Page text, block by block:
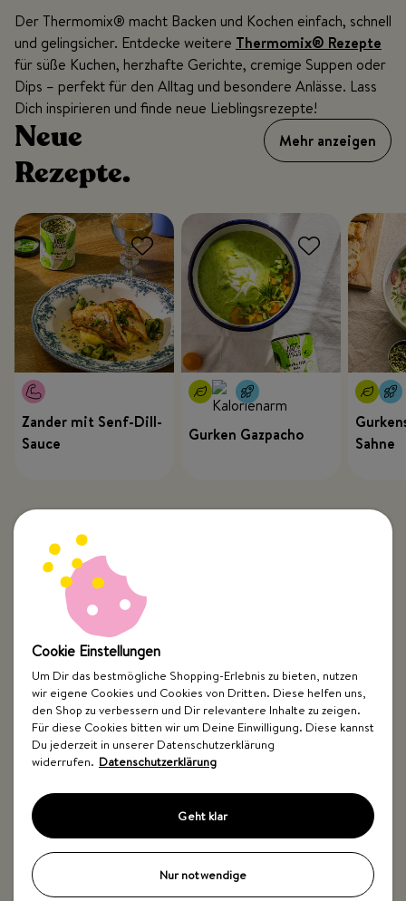
Der Thermomix® macht Backen und Kochen einfach, schnell
und gelingsicher. Entdecke weitere Thermomix® Rezepte
für süße Kuchen, herzhafte Gerichte, cremige Suppen oder
Dips – perfekt für den Alltag und besondere Anlässe. Lass
Dich inspirieren und finde neue Lieblingsrezepte!
Neue
Rezepte.
Mehr anzeigen
Zander mit Senf-Dill-
Sauce
Gurken Gazpacho
Sahne
Top Kategorien
Just Spices
Cookie Einstellungen
Um Dir das bestmögliche Shopping-Erlebnis zu bieten, nutzen
wir eigene Cookies und Cookies von Dritten. Diese helfen uns,
den Shop zu verbessern und Dir relevantere Inhalte zu zeigen.
Für diese Cookies bitten wir um Deine Einwilligung. Diese kannst
Du jederzeit in unserer Datenschutzerklärung
widerrufen. Datenschutzerklärung
Geht klar
Nur notwendige